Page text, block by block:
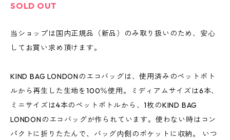
SOLD OUT
当ショップは国内正規品（新品）のみ取り扱いのため、安心
してお買い求め頂けます。
KIND BAG LONDONのエコバッグは、使用済みのペットボト
ルから再生した生地を100％使用。ミディアムサイズは6本、
ミニサイズは4本のペットボトルから、1枚のKIND BAG
LONDONのエコバッグが作られています。使わない時はコン
パクトに折りたたんで、バッグ内側のポケットに収納。 いつ